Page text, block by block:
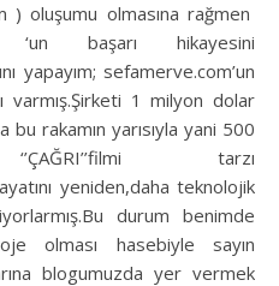
) oluşumu olmasına rağmen
‘un başarı hikayesini
yapayım; sefamerve.com’un
varmış.Şirketi 1 milyon dolar
bu rakamın yarısıyla yani 500
tarzı
yeniden,daha teknolojik
durum benimde
olması hasebiyle sayın
blogumuzda yer vermek